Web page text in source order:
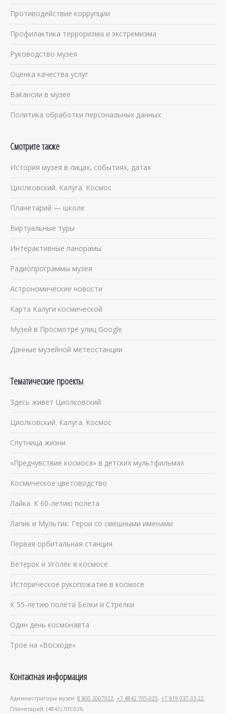
Противодействие коррупции
Профилактика терроризма и экстремизма
Руководство музея
Оценка качества услуг
Вакансии в музее
Политика обработки персональных данных
Смотрите также
История музея в лицах, событиях, датах
Циолковский. Калуга. Космос
Планетарий — школе
Виртуальные туры
Интерактивные панорамы
Радиопрограммы музея
Астрономические новости
Карта Калуги космической
Музей в Просмотре улиц Google
Данные музейной метеостанции
Тематические проекты
Здесь живёт Циолковский
Циолковский. Калуга. Космос
Спутница жизни
«Предчувствие космоса» в детских мультфильмах
Космическое цветоводство
Лайка. К 60-летию полета
Лапик и Мультик. Герои со смешными именами
Первая орбитальная станция
Ветерок и Уголёк в космосе
Историческое рукопожатие в космосе
К 55-летию полёта Белки и Стрелки
Один день космонавта
Трое на «Восходе»
Контактная информация
Администраторы музея: 8 800 2007922, +7 4842 705-025, +7 919 037-33-22.
Планетарий: (4842) 705-026.